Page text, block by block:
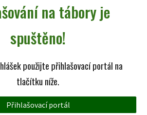
na tábory je
spuštěno!
použijte přihlašovací portál na
tlačítku níže.
Přihlašovací portál